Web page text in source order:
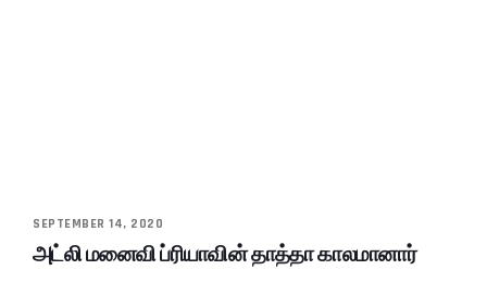
SEPTEMBER 14, 2020
அட்லி மனைவி ப்ரியாவின் தாத்தா காலமானார்